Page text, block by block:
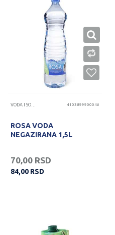
VODA I SOKOVI 4103899900046
ROSA VODA
NEGAZIRANA 1,5L
70,00 RSD
84,00 RSD